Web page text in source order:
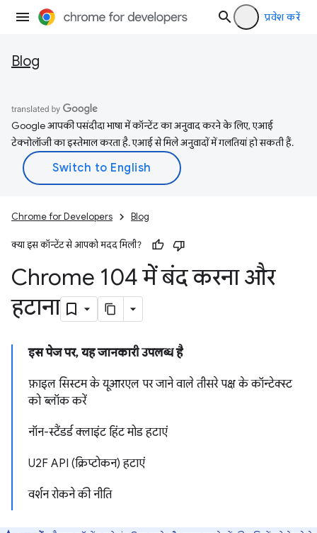
प्रवेश करें
Blog
Google आपकी पसंदीदा भाषा में कॉन्टेंट का अनुवाद करने के लिए, एआई
टेक्नोलॉजी का इस्तेमाल करता है. एआई से मिले अनुवादों में गलतियां हो सकती हैं.
Chrome for Developers Blog
क्या इस कॉन्टेंट से आपको मदद मिली?
Chrome 104 में बंद करना और
हटाना
इस पेज पर, यह जानकारी उपलब्ध है
फ़ाइल सिस्टम के यूआरएल पर जाने वाले तीसरे पक्ष के कॉन्टेक्स्ट
को ब्लॉक करें
नॉन-स्टैंडर्ड क्लाइंट हिंट मोड हटाएं
U2F API (क्रिप्टोकन) हटाएं
वर्शन रोकने की नीति